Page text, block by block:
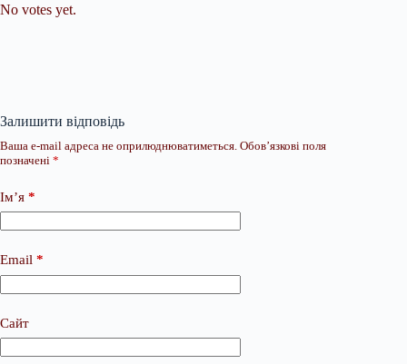
No votes yet.
Залишити відповідь
Ваша e-mail адреса не оприлюднюватиметься. Обов’язкові поля
позначені *
Ім’я *
Email *
Сайт